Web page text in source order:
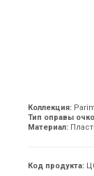
Коллекция:
Тип оправы
Материал:
Код продукта: